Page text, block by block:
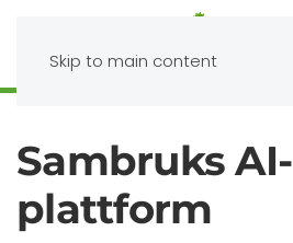
Skip to main content
Sambruks AI-
plattform